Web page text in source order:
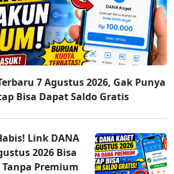
7 Agustus 2026, Gak Punya
Bisa Dapat Saldo Gratis
Link DANA
2026 Bisa
Premium